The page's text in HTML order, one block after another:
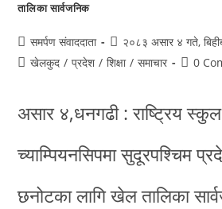
तालिका सार्वजनिक
समर्पण संवाददाता
२०८३ असार ४ गते,
खेलकुद / प्रदेश / शिक्षा / समाचार 0
असार ४,धनगढी : राष्ट्रिय
च्याम्पियनसिपमा सुदूरपश्चिम
छनोटका लागि खेल तालिका